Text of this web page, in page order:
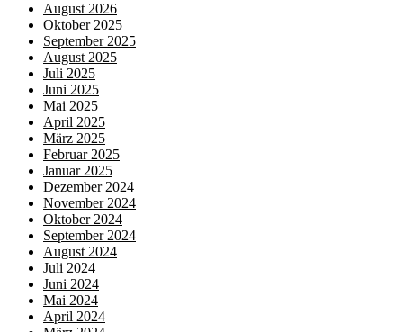
August 2026
Oktober 2025
September 2025
August 2025
Juli 2025
Juni 2025
Mai 2025
April 2025
März 2025
Februar 2025
Januar 2025
Dezember 2024
November 2024
Oktober 2024
September 2024
August 2024
Juli 2024
Juni 2024
Mai 2024
April 2024